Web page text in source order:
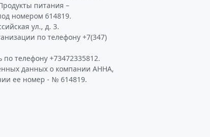
питания –
номером 614819.
ул., д. 3.
по телефону +7(347)
телефону +73472335812.
данных о компании АННА,
ее номер - № 614819.